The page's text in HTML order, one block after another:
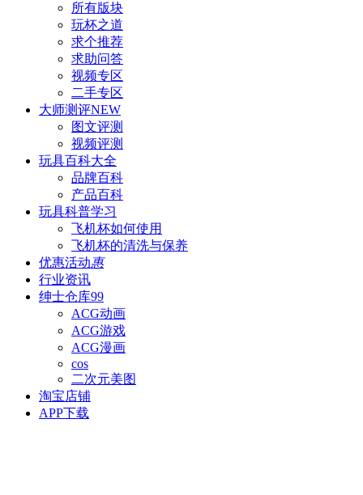
所有版块
玩杯之道
求个推荐
求助问答
视频专区
二手专区
大师测评NEW
图文评测
视频评测
玩具百科大全
品牌百科
产品百科
玩具科普学习
飞机杯如何使用
飞机杯的清洗与保养
优惠活动惠
行业资讯
绅士仓库99
ACG动画
ACG游戏
ACG漫画
cos
二次元美图
淘宝店铺
APP下载